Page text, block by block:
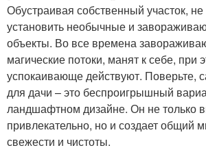
Обустраивая собственный участок, не
установить необычные и
объекты. Во все времена
магические потоки, манят к себе, при
успокаивающе действуют. Поверьте,
для дачи – это беспроигрышный
ландшафтном дизайне. Он не только
привлекательно, но и создает общий
свежести и чистоты.